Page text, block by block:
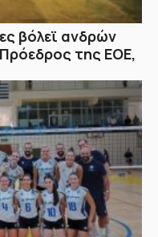
βόλεϊ ανδρών
της ΕΟΕ,